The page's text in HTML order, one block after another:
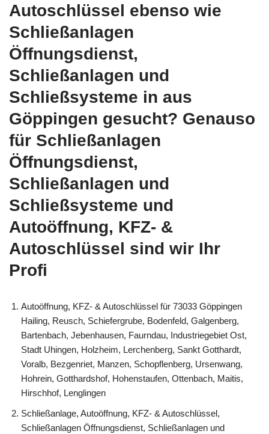
Autoschlüssel ebenso wie
Schließanlagen
Öffnungsdienst,
Schließanlagen und
Schließsysteme in aus
Göppingen gesucht? Genauso
für Schließanlagen
Öffnungsdienst,
Schließanlagen und
Schließsysteme und
Autoöffnung, KFZ- &
Autoschlüssel sind wir Ihr
Profi
Autoöffnung, KFZ- & Autoschlüssel für 73033 Göppingen
Hailing, Reusch, Schiefergrube, Bodenfeld, Galgenberg,
Bartenbach, Jebenhausen, Faurndau, Industriegebiet Ost,
Stadt Uhingen, Holzheim, Lerchenberg, Sankt Gotthardt,
Voralb, Bezgenriet, Manzen, Schopflenberg, Ursenwang,
Hohrein, Gotthardshof, Hohenstaufen, Ottenbach, Maitis,
Hirschhof, Lenglingen
Schließanlage, Autoöffnung, KFZ- & Autoschlüssel,
Schließanlagen Öffnungsdienst, Schließanlagen und